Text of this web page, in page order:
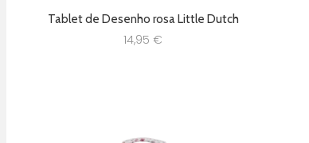
Tablet de Desenho rosa Little Dutch
14,95 €